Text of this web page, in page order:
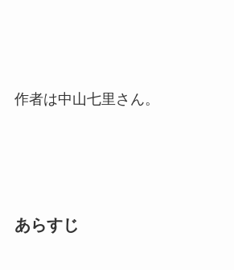
作者は中山七里さん。
あらすじ